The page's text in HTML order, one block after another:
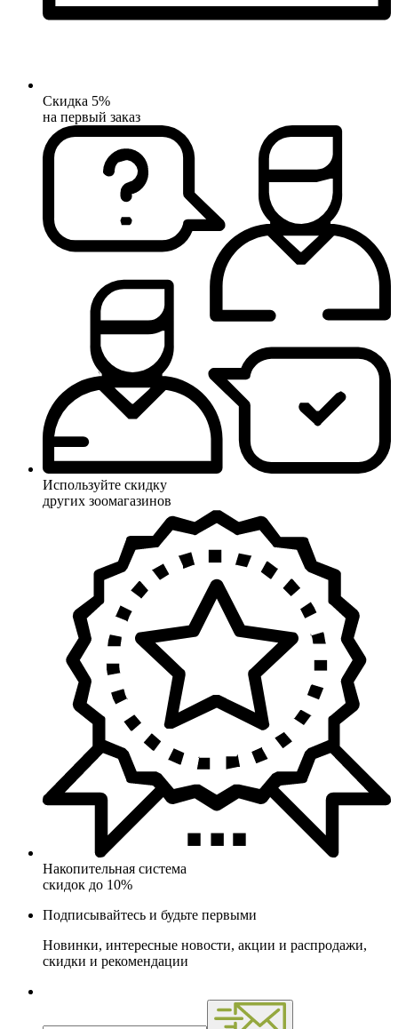
Скидка 5%
на первый заказ
Используйте скидку
других зоомагазинов
Накопительная система
скидок до 10%
Подписывайтесь и будьте первыми
Новинки, интересные новости, акции и распродажи,
скидки и рекомендации